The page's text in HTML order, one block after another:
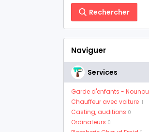
Rechercher
Naviguer
Services
Garde d'enfants - Nounou
Chauffeur avec voiture 1
Casting, auditions 0
Ordinateurs 0